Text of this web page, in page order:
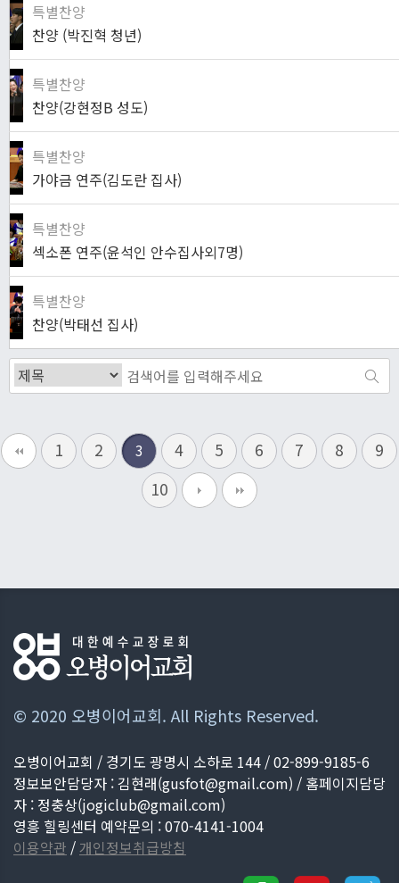
특별찬양
찬양 (박진혁 청년)
특별찬양
찬양(강현정B 성도)
특별찬양
가야금 연주(김도란 집사)
특별찬양
섹소폰 연주(윤석인 안수집사외7명)
특별찬양
찬양(박태선 집사)
1 2 3 4 5 6 7 8
9
10
© 2020 오병이어교회. All Rights Reserved.
오병이어교회 / 경기도 광명시 소하로 144 / 02-899-9185-6
정보보안담당자 : 김현래(gusfot@gmail.com) / 홈페이지담당
자 : 정충상(jogiclub@gmail.com)
영흥 힐링센터 예약문의 : 070-4141-1004
이용약관 /개인정보취급방침